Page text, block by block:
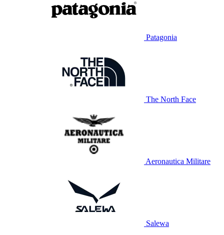
Patagonia
The North Face
Aeronautica Militare
Salewa